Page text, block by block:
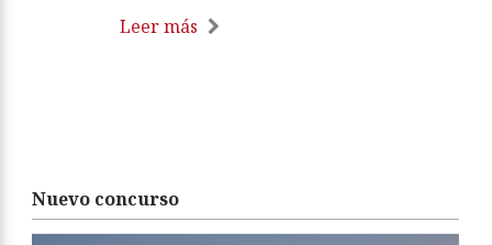
Leer más
Nuevo concurso